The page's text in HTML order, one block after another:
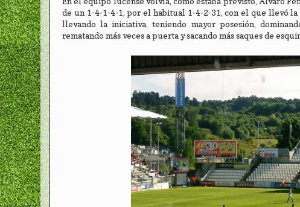
de un 1-4-1-4-1, por el habitual 1-4-2-31, con el que llevó
llevando la iniciativa, teniendo mayor posesión,
rematando más veces a puerta y sacando más saques de